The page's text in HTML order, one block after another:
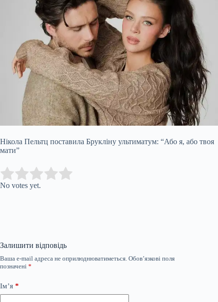
Нікола Пельтц поставила Брукліну ультиматум: “Або я, або твоя
мати”
Rate this item:
No votes yet.
Залишити відповідь
Ваша e-mail адреса не оприлюднюватиметься. Обов’язкові поля
позначені *
Ім’я *